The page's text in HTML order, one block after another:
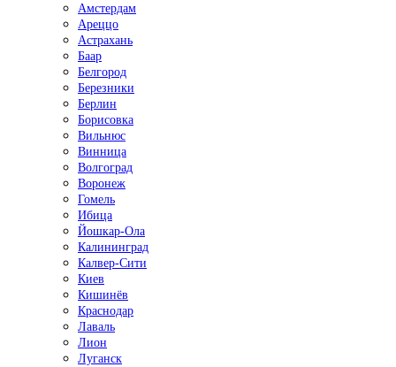
Амстердам
Ареццо
Астрахань
Баар
Белгород
Березники
Берлин
Борисовка
Вильнюс
Винница
Волгоград
Воронеж
Гомель
Ибица
Йошкар-Ола
Калининград
Калвер-Сити
Киев
Кишинёв
Краснодар
Лаваль
Лион
Луганск